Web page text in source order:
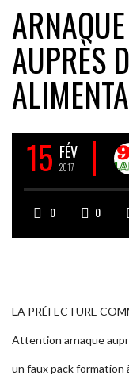
AUPRÈS
15 FÉV
2017
0 0
LA PRÉFECTURE
Attention arnaque
un faux pack formation